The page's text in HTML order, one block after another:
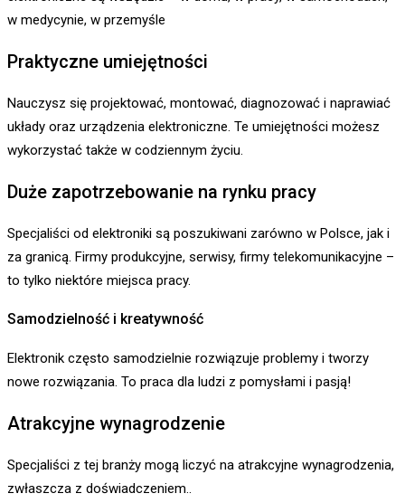
w medycynie, w przemyśle
Praktyczne umiejętności
Nauczysz się projektować, montować, diagnozować i naprawiać
układy oraz urządzenia elektroniczne. Te umiejętności możesz
wykorzystać także w codziennym życiu.
Duże zapotrzebowanie na rynku pracy
Specjaliści od elektroniki są poszukiwani zarówno w Polsce, jak i
za granicą. Firmy produkcyjne, serwisy, firmy telekomunikacyjne –
to tylko niektóre miejsca pracy.
Samodzielność i kreatywność
Elektronik często samodzielnie rozwiązuje problemy i tworzy
nowe rozwiązania. To praca dla ludzi z pomysłami i pasją!
Atrakcyjne wynagrodzenie
Specjaliści z tej branży mogą liczyć na atrakcyjne wynagrodzenia,
zwłaszcza z doświadczeniem..